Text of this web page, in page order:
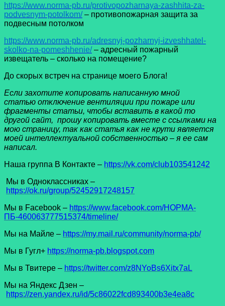
https://www.norma-pb.ru/protivopozharnaya-zashhita-za-
podvesnym-potolkom/– противопожарная защита за
подвесным потолком
https://www.norma-pb.ru/adresnyj-pozharnyj-izveshhatel-
skolko-na-pomeshhenie/– адресный пожарный
извещатель – сколько на помещение?
До скорых встреч на странице моего Блога!
Если захотите копировать написанную мной
статью отключение вентиляции при пожаре или
фрагменты статьи, чтобы вставить в какой то
другой сайт, прошу копировать вместе с ссылками на
мою страницу, так как статья как не крути является
моей интеллектуальной собственностью – я ее сам
написал.
Наша группа В Контакте – https://vk.com/club103541242
Мы в Одноклассниках –
https://ok.ru/group/52452917248157
Мы в Facеbook – https://www.facebook.com/НОРМА-
ПБ-460063777515374/timeline/
Мы на Майле – https://my.mail.ru/community/norma-pb/
Мы в Гугл+ https://norma-pb.blogspot.com
Мы в Твитере – https://twitter.com/z8NYoBs6Xitx7aL
Мы на Яндекс Дзен –
https://zen.yandex.ru/id/5c86022fcd893400b3e4ea8c